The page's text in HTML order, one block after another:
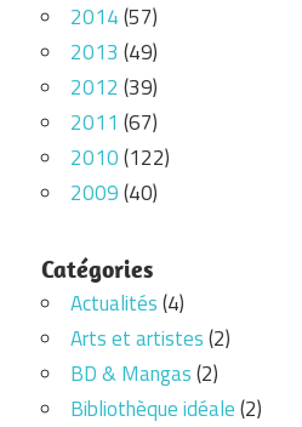
2014(57)
2013 (49)
2012 (39)
2011 (67)
2010(122)
2009(40)
Catégories
Actualités(4)
Arts et artistes(2)
BD & Mangas(2)
Bibliothèque idéale(2)